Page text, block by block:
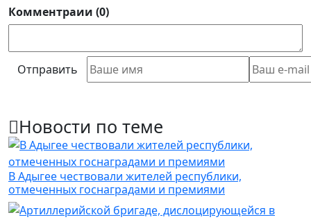
Комментраии (0)
Отправить
Новости по теме
В Адыгее чествовали жителей республики,
отмеченных госнаградами и премиями